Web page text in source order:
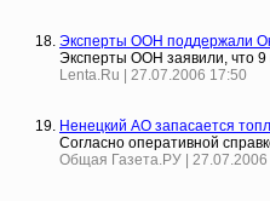
Эксперты ООН поддержали
Эксперты ООН заявили, что 9
Lenta.Ru | 27.07.2006 17:50
Ненецкий АО запасается
Согласно оперативной
Общая Газета.РУ | 27.07.2006